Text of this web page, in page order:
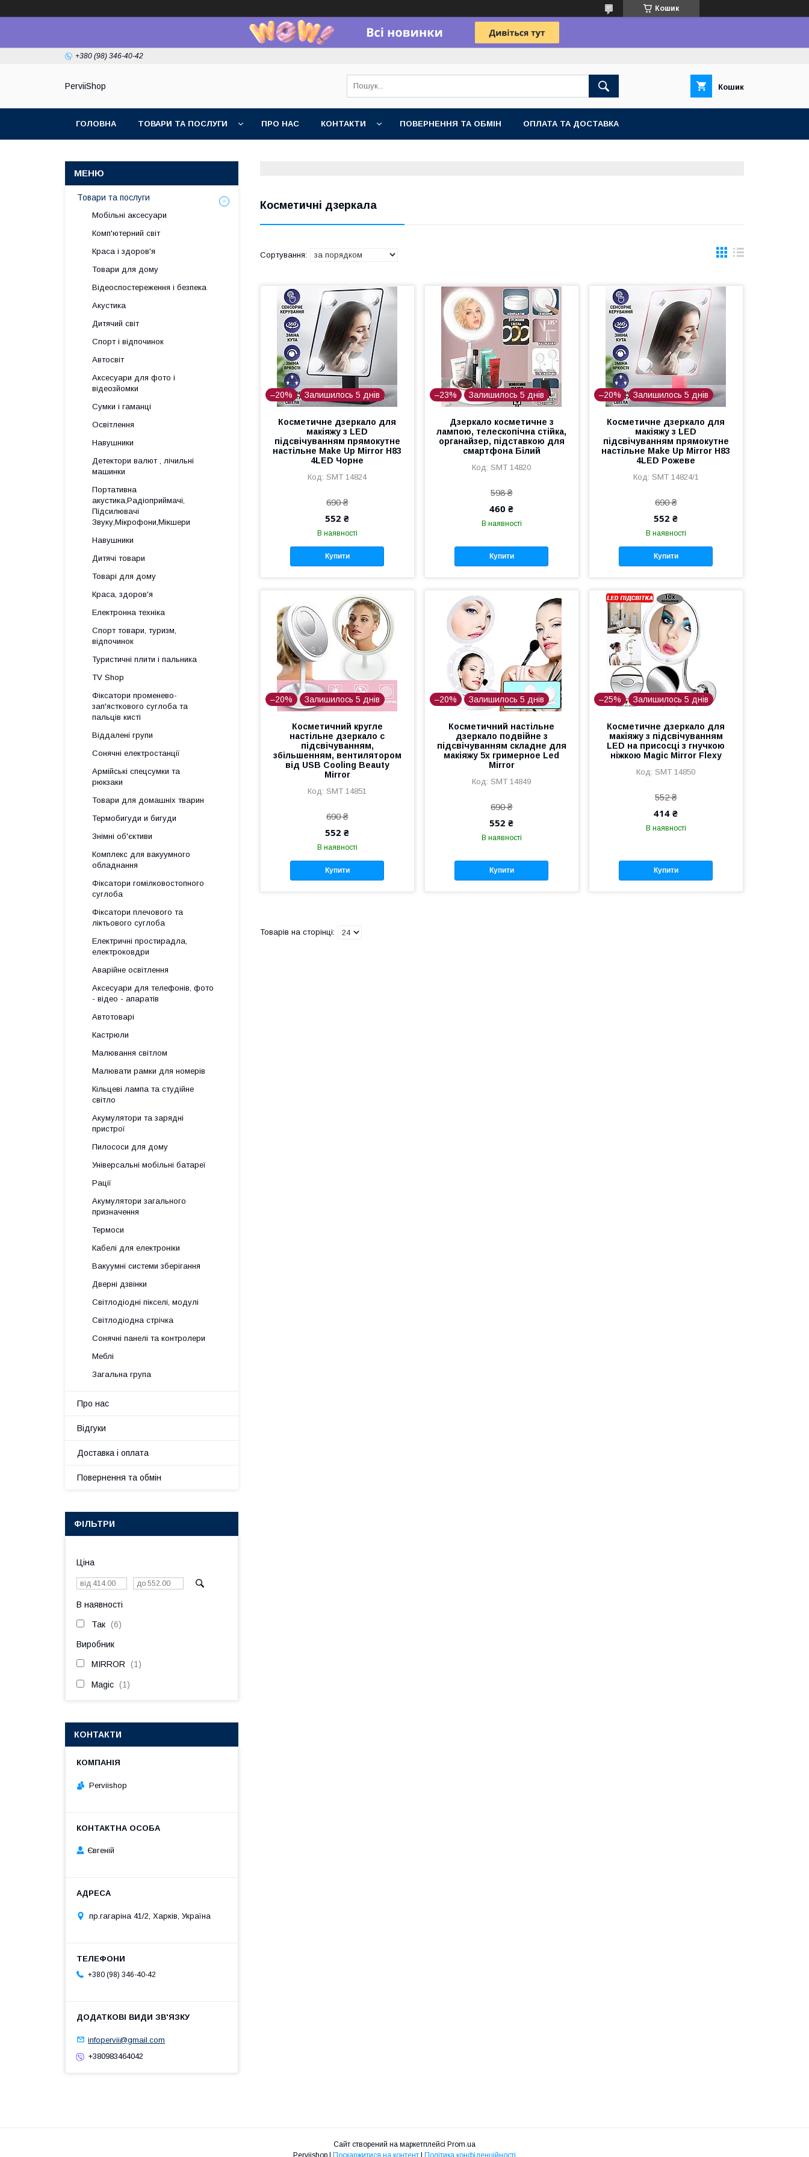
Кошик
+380 (98) 346-40-42
PerviiShop Кошик
ГОЛОВНА ТОВАРИ ТА ПОСЛУГИ ПРО НАС КОНТАКТИ ПОВЕРНЕННЯ ТА ОБМІН ОПЛАТА ТА ДОСТАВКА
Косметичні дзеркала
–20% Залишилось 5 днів
Косметичне дзеркало для
макіяжу з LED
підсвічуванням прямокутне
настільне Make Up Mirror H83
4LED Чорне
SMT 14824
690 ₴
552 ₴
В наявності
Купити
–23% Залишилось 5 днів
Дзеркало косметичне з
лампою, телескопічна стійка,
органайзер, підставкою для
смартфона Білий
SMT 14820
598 ₴
460 ₴
В наявності
Купити
–20% Залишилось 5 днів
Косметичне дзеркало для
макіяжу з LED
підсвічуванням прямокутне
настільне Make Up Mirror H83
4LED Рожеве
SMT 14824/1
690 ₴
552 ₴
В наявності
Купити
–20% Залишилось 5 днів
Косметичний кругле
настільне дзеркало c
підсвічуванням,
збільшенням, вентилятором
від USB Cooling Beauty
Mirror
SMT 14851
690 ₴
552 ₴
В наявності
Купити
–20% Залишилось 5 днів
Косметичний настільне
дзеркало подвійне з
підсвічуванням складне для
макіяжу 5х гримерное Led
Mirror
SMT 14849
690 ₴
552 ₴
В наявності
Купити
–25% Залишилось 5 днів
Косметичне дзеркало для
макіяжу з підсвічуванням
LED на присосці з гнучкою
ніжкою Magic Mirror Flexy
SMT 14850
552 ₴
414 ₴
В наявності
Купити
Товари та послуги
Мобільні аксесуари
Комп'ютерний світ
Краса і здоров'я
Товари для дому
Відеоспостереження і безпека
Акустика
Дитячий світ
Спорт і відпочинок
Автосвіт
Аксесуари для фото і
відеозйомки
Сумки і гаманці
Освітлення
Навушники
Детектори валют , лічильні
машинки
Портативна
акустика,Радіоприймачі,
Підсилювачі
Звуку,Мікрофони,Мікшери
Навушники
Дитячі товари
Товарі для дому
Краса, здоров'я
Електронна техніка
Спорт товари, туризм,
відпочинок
Туристичні плити і пальника
TV Shop
Фіксатори променево-
зап'ясткового суглоба та
пальців кисті
Віддалені групи
Сонячні електростанції
Армійські спецсумки та
рюкзаки
Товари для домашніх тварин
Термобигуди и бигуди
Знімні об'єктиви
Комплекс для вакуумного
обладнання
Фіксатори гомілковостопного
суглоба
Фіксатори плечового та
ліктьового суглоба
Електричні простирадла,
електроковдри
Аварійне освітлення
Аксесуари для телефонів, фото
- відео - апаратів
Автотоварі
Кастрюли
Малювання світлом
Малювати рамки для номерів
Кільцеві лампа та студійне
світло
Акумулятори та зарядні
пристрої
Пилососи для дому
Універсальні мобільні батареї
Рації
Акумулятори загального
призначення
Термоси
Кабелі для електроніки
Вакуумні системи зберігання
Дверні дзвінки
Світлодіодні пікселі, модулі
Світлодіодна стрічка
Сонячні панелі та контролери
Меблі
Загальна група
Про нас
Відгуки
Доставка і оплата
Повернення та обмін
ФІЛЬТРИ
Ціна
В наявності
Так 6
Виробник
MIRROR 1
Magic 1
КОНТАКТИ
Perviishop
Євгеній
пр.гагаріна 41/2, Харків, Україна
+380 (98) 346-40-42
infopervii@gmail.com
+380983464042
Сайт створений на маркетплейсі Prom.ua
Perviishop | Поскаржитися на контент | Політика конфіденційності